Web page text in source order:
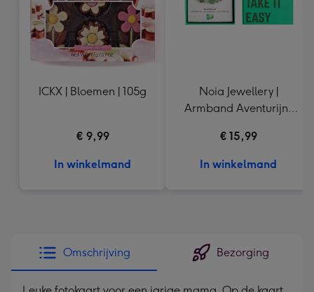
ICKX | Bloemen | 105g
€ 9,99
In winkelmand
Noia Jewellery |
Armband Aventurijn |
€ 15,99
In winkelmand
Omschrijving Bezorging